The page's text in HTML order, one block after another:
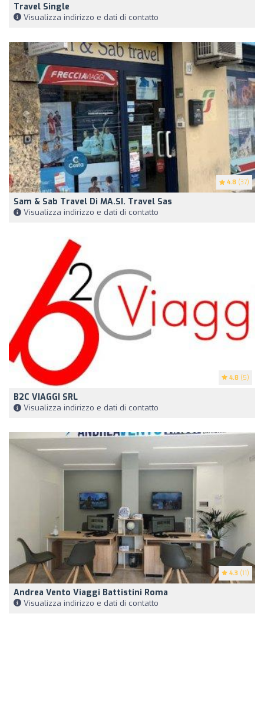
Travel Single
Visualizza indirizzo e dati di contatto
4.8 (37)
Sam & Sab Travel Di MA.SI. Travel Sas
Visualizza indirizzo e dati di contatto
4.8 (5)
B2C VIAGGI SRL
Visualizza indirizzo e dati di contatto
4.3 (11)
Andrea Vento Viaggi Battistini Roma
Visualizza indirizzo e dati di contatto